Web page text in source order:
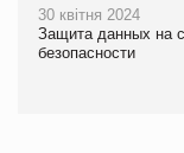
30 квітня 2024
Защита данных на
безопасности